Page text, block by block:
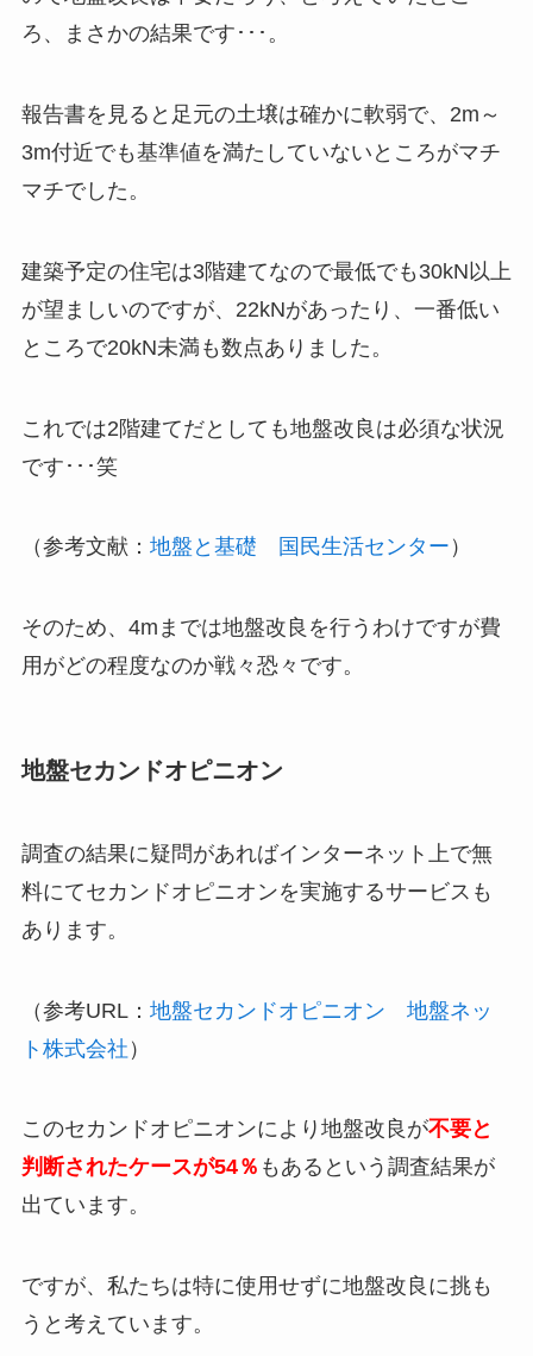
ろ、まさかの結果です･･･。
報告書を見ると足元の土壌は確かに軟弱で、2m～
3m付近でも基準値を満たしていないところがマチ
マチでした。
建築予定の住宅は3階建てなので最低でも30kN以上
が望ましいのですが、22kNがあったり、一番低い
ところで20kN未満も数点ありました。
これでは2階建てだとしても地盤改良は必須な状況
です･･･笑
（参考文献： 地盤と基礎 国民生活センター ）
そのため、4mまでは地盤改良を行うわけですが費
用がどの程度なのか戦々恐々です。
地盤セカンドオピニオン
調査の結果に疑問があればインターネット上で無
料にてセカンドオピニオンを実施するサービスも
あります。
（参考URL： 地盤セカンドオピニオン 地盤ネッ
ト株式会社 ）
このセカンドオピニオンにより地盤改良が不要と
判断されたケースが54％ もあるという調査結果が
出ています。
ですが、私たちは特に使用せずに地盤改良に挑も
うと考えています。